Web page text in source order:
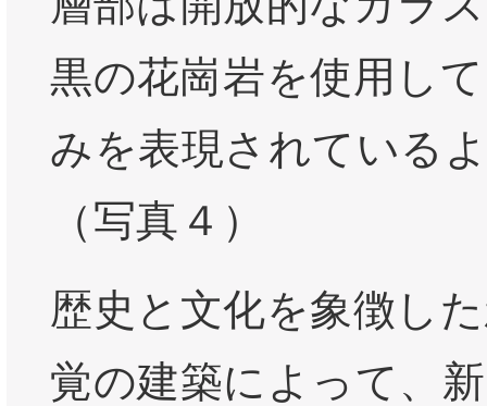
黒の花崗岩を使用し
みを表現されている
（写真４）
歴史と文化を象徴し
覚の建築によって、